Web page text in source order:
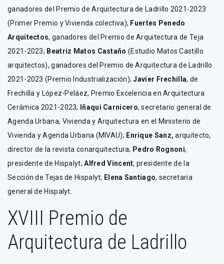
ganadores del Premio de Arquitectura de Ladrillo 2021-2023
(Primer Premio y Vivienda colectiva); Fuertes Penedo
Arquitectos, ganadores del Premio de Arquitectura de Teja
2021-2023; Beatriz Matos Castaño (Estudio Matos Castillo
arquitectos), ganadores del Premio de Arquitectura de Ladrillo
2021-2023 (Premio Industrialización);Javier Frechilla, de
Frechilla y López-Peláez, Premio Excelencia en Arquitectura
Cerámica 2021-2023;
Iñaqui Carnicero, secretario general de
Agenda Urbana, Vivienda y Arquitectura en el Ministerio de
Vivienda y Agenda Urbana (MIVAU); Enrique Sanz, arquitecto,
director de la revista conarquitectura; Pedro Rognoni,
presidente de Hispalyt;Alfred Vincent, presidente de la
Sección de Tejas de Hispalyt; Elena Santiago, secretaria
general de Hispalyt.
XVIII Premio de
Arquitectura de Ladrillo